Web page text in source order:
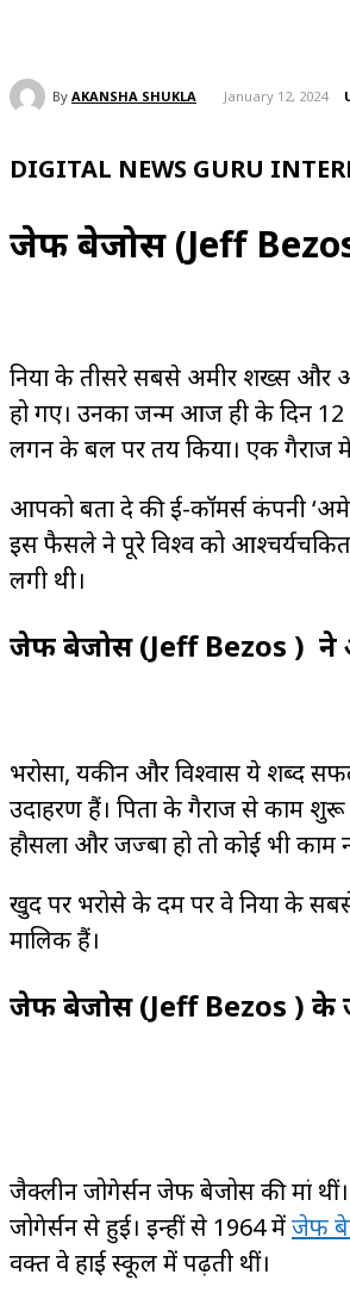
By AKANSHA SHUKLA January 12, 2024
DIGITAL NEWS GURU
जेफ बेजोस (Jeff
दुनिया के तीसरे सबसे अमीर शख्स और
हो गए। उनका जन्म आज ही के दिन
लगन के बल पर तय किया। एक गैराज
आपको बता दे की ई-कॉमर्स कंपनी
इस फैसले ने पूरे विश्व को आश्चर्यचकित
लगी थी।
जेफ बेजोस (Jeff Bezos ) ने
भरोसा, यकीन और विश्वास ये शब्द
उदाहरण हैं। पिता के गैराज से काम
हौसला और जज्बा हो तो कोई भी काम
खुद पर भरोसे के दम पर वे दुनिया के
मालिक हैं।
जेफ बेजोस (Jeff Bezos ) के
जैक्लीन जोगेर्सन जेफ बेजोस की मां
जोगेर्सन से हुई। इन्हीं से 1964 मेंजेफ
वक्त वे हाई स्कूल में पढ़ती थीं।